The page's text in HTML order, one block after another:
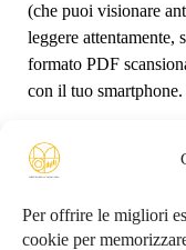
Per offrire le migliori
cookie per
(che puoi visionare
leggere attentamente,
formato PDF
con il tuo smartphone.